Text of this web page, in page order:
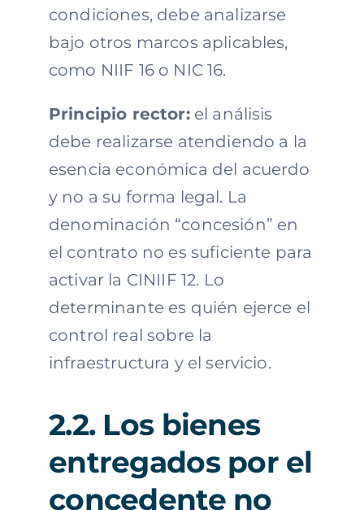
condiciones, debe analizarse
bajo otros marcos aplicables,
como NIIF 16 o NIC 16.
Principio rector:el análisis
debe realizarse atendiendo a la
esencia económica del acuerdo
y no a su forma legal. La
denominación “concesión” en
el contrato no es suficiente para
activar la CINIIF 12. Lo
determinante es quién ejerce el
control real sobre la
infraestructura y el servicio.
2.2. Los bienes
entregados por el
concedente no